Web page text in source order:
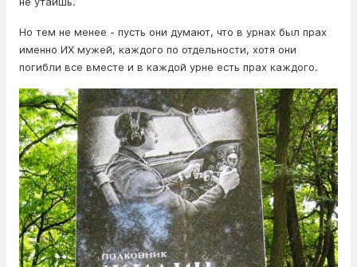
Но тем не менее - пусть они думают, что в урнах был прах
именно ИХ мужей, каждого по отдельности, хотя они
погибли все вместе и в каждой урне есть прах каждого.